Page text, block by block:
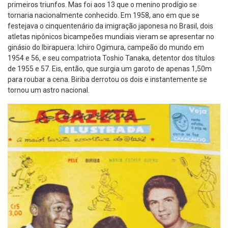
primeiros triunfos. Mas foi aos 13 que o menino prodígio se
tornaria nacionalmente conhecido. Em 1958, ano em que se
festejava o cinquentenário da imigração japonesa no Brasil, dois
atletas nipônicos bicampeões mundiais vieram se apresentar no
ginásio do Ibirapuera: Ichiro Ogimura, campeão do mundo em
1954 e 56, e seu compatriota Toshio Tanaka, detentor dos títulos
de 1955 e 57. Eis, então, que surgia um garoto de apenas 1,50m
para roubar a cena. Biriba derrotou os dois e instantemente se
tornou um astro nacional.